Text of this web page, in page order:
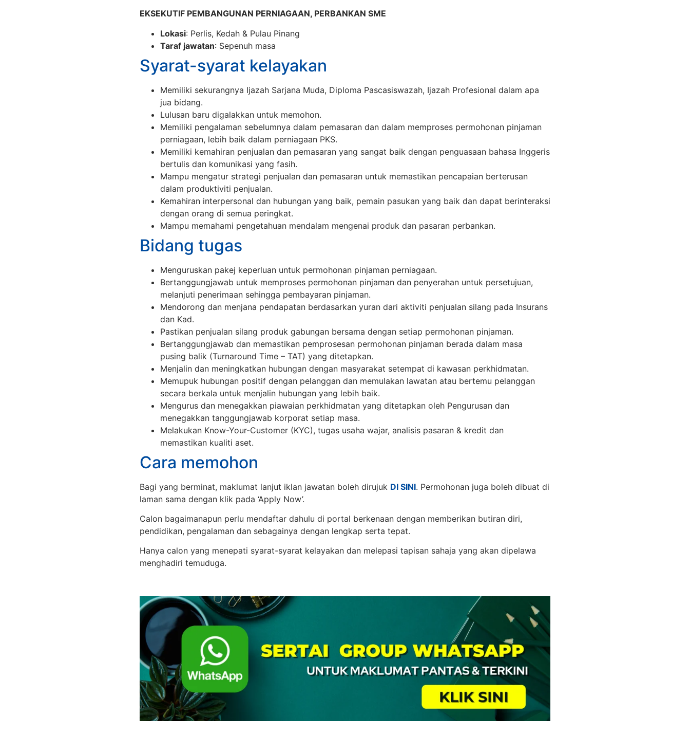
EKSEKUTIF PEMBANGUNAN PERNIAGAAN, PERBANKAN SME
Lokasi: Perlis, Kedah & Pulau Pinang
Taraf jawatan: Sepenuh masa
Syarat-syarat kelayakan
Memiliki sekurangnya Ijazah Sarjana Muda, Diploma Pascasiswazah, Ijazah Profesional dalam apa
jua bidang.
Lulusan baru digalakkan untuk memohon.
Memiliki pengalaman sebelumnya dalam pemasaran dan dalam memproses permohonan pinjaman
perniagaan, lebih baik dalam perniagaan PKS.
Memiliki kemahiran penjualan dan pemasaran yang sangat baik dengan penguasaan bahasa Inggeris
bertulis dan komunikasi yang fasih.
Mampu mengatur strategi penjualan dan pemasaran untuk memastikan pencapaian berterusan
dalam produktiviti penjualan.
Kemahiran interpersonal dan hubungan yang baik, pemain pasukan yang baik dan dapat berinteraksi
dengan orang di semua peringkat.
Mampu memahami pengetahuan mendalam mengenai produk dan pasaran perbankan.
Bidang tugas
Menguruskan pakej keperluan untuk permohonan pinjaman perniagaan.
Bertanggungjawab untuk memproses permohonan pinjaman dan penyerahan untuk persetujuan,
melanjuti penerimaan sehingga pembayaran pinjaman.
Mendorong dan menjana pendapatan berdasarkan yuran dari aktiviti penjualan silang pada Insurans
dan Kad.
Pastikan penjualan silang produk gabungan bersama dengan setiap permohonan pinjaman.
Bertanggungjawab dan memastikan pemprosesan permohonan pinjaman berada dalam masa
pusing balik (Turnaround Time – TAT) yang ditetapkan.
Menjalin dan meningkatkan hubungan dengan masyarakat setempat di kawasan perkhidmatan.
Memupuk hubungan positif dengan pelanggan dan memulakan lawatan atau bertemu pelanggan
secara berkala untuk menjalin hubungan yang lebih baik.
Mengurus dan menegakkan piawaian perkhidmatan yang ditetapkan oleh Pengurusan dan
menegakkan tanggungjawab korporat setiap masa.
Melakukan Know-Your-Customer (KYC), tugas usaha wajar, analisis pasaran & kredit dan
memastikan kualiti aset.
Cara memohon
Bagi yang berminat, maklumat lanjut iklan jawatan boleh dirujuk DI SINI. Permohonan juga boleh dibuat di
laman sama dengan klik pada ‘Apply Now’.
Calon bagaimanapun perlu mendaftar dahulu di portal berkenaan dengan memberikan butiran diri,
pendidikan, pengalaman dan sebagainya dengan lengkap serta tepat.
Hanya calon yang menepati syarat-syarat kelayakan dan melepasi tapisan sahaja yang akan dipelawa
menghadiri temuduga.